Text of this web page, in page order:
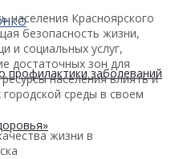
заболеваний
населения Красноярского
безопасность жизни,
и социальных услуг,
достаточных зон для
населения влиять и
среды в своем
жизни в